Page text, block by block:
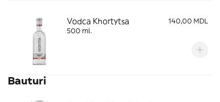
Vodca Khortytsa
140,00 MDL
500 ml.
Bauturi